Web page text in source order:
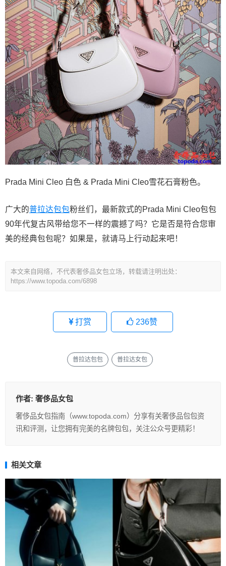
Prada Mini Cleo 白色 & Prada Mini Cleo雪花石膏粉色。
广大的普拉达包包粉丝们，最新款式的Prada Mini Cleo包包
90年代复古风带给您不一样的震撼了吗？它是否是符合您审
美的经典包包呢？如果是，就请马上行动起来吧！
本文来自网络，不代表奢侈品女包立场，转载请注明出处：
https://www.topoda.com/6898
打赏 236赞
普拉达包包 普拉达女包
作者: 奢侈品女包
奢侈品女包指南（www.topoda.com）分享有关奢侈品包包资
讯和评测，让您拥有完美的名牌包包，关注公众号更精彩！
相关文章